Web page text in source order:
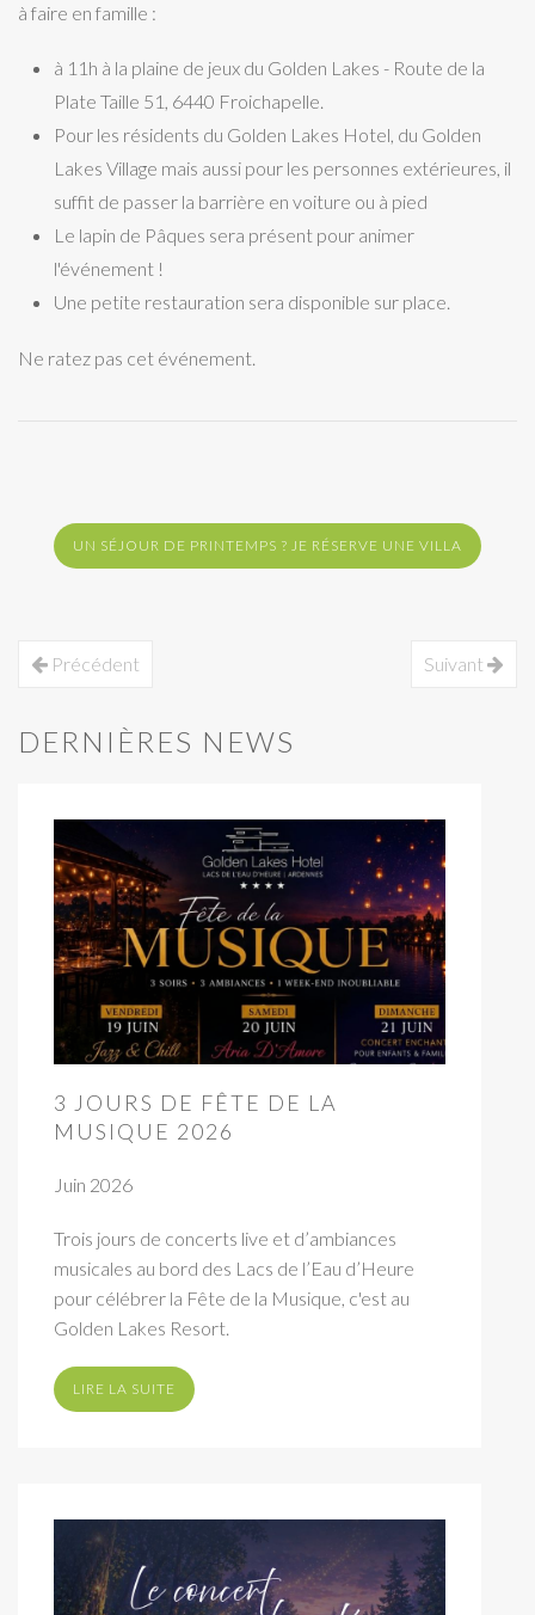
à faire en famille :
à 11h à la plaine de jeux du Golden Lakes - Route de la
Plate Taille 51, 6440 Froichapelle.
Pour les résidents du Golden Lakes Hotel, du Golden
Lakes Village mais aussi pour les personnes extérieures, il
suffit de passer la barrière en voiture ou à pied
Le lapin de Pâques sera présent pour animer
l'événement !
Une petite restauration sera disponible sur place.
Ne ratez pas cet événement.
UN SÉJOUR DE PRINTEMPS ? JE RÉSERVE UNE VILLA
Précédent Suivant
DERNIÈRES NEWS
3 JOURS DE FÊTE DE LA
MUSIQUE 2026
Juin 2026
Trois jours de concerts live et d’ambiances
musicales au bord des Lacs de l’Eau d’Heure
pour célébrer la Fête de la Musique, c'est au
Golden Lakes Resort.
LIRE LA SUITE